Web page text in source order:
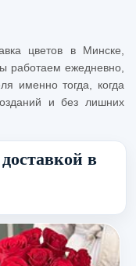
цветов в Минске,
работаем ежедневно,
именно тогда, когда
и без лишних
в